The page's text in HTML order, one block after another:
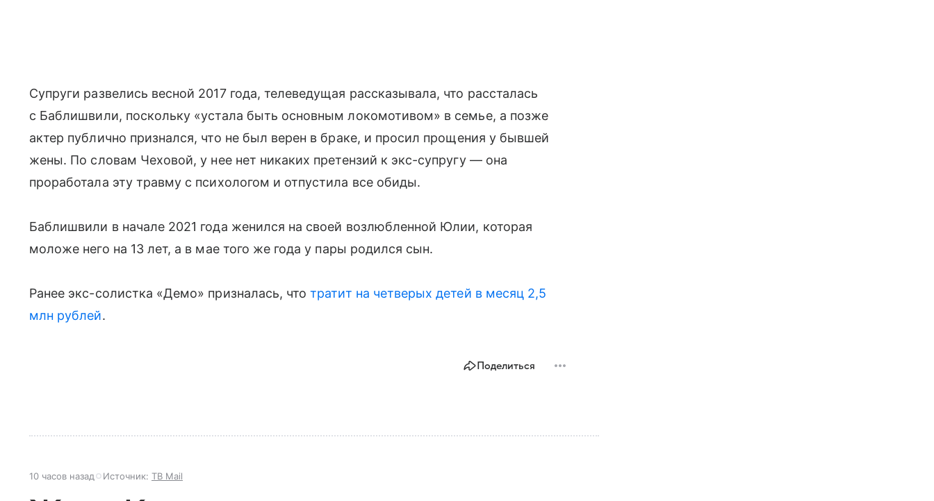
Супруги развелись весной 2017 года, телеведущая рассказывала, что рассталась
с Баблишвили, поскольку «устала быть основным локомотивом» в семье, а позже
актер публично признался, что не был верен в браке, и просил прощения у бывшей
жены. По словам Чеховой, у нее нет никаких претензий к экс-супругу — она
проработала эту травму с психологом и отпустила все обиды.
Баблишвили в начале 2021 года женился на своей возлюбленной Юлии, которая
моложе него на 13 лет, а в мае того же года у пары родился сын.
Ранее экс-солистка «Демо» призналась, чтотратит на четверых детей в месяц 2,5
млн рублей.
Поделиться
10 часов назад Источник: ТВ Mail